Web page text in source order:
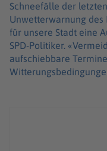
Schneefälle der
Unwetterwarnung des
für unsere Stadt eine
SPD-Politiker.
aufschiebbare